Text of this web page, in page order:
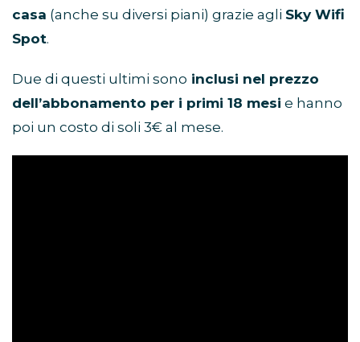
casa (anche su diversi piani) grazie agli Sky Wifi
Spot.
Due di questi ultimi sono inclusi nel prezzo
dell’abbonamento per i primi 18 mesi e hanno
poi un costo di soli 3€ al mese.